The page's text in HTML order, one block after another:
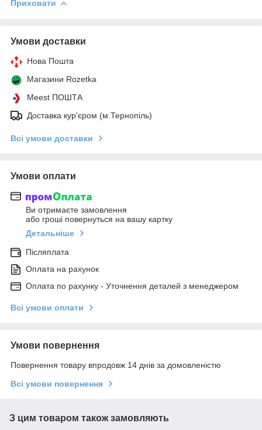
Приховати
Умови доставки
Нова Пошта
Магазини Rozetka
Meest ПОШТА
Доставка кур'єром (м.Тернопіль)
Всі умови доставки
Умови оплати
Ви отримаєте замовлення
або гроші повернуться на вашу картку
Детальніше
Післяплата
Оплата на рахунок
Оплата по рахунку - Уточнення деталей з менеджером
Всі умови оплати
Умови повернення
Повернення товару впродовж 14 днів за домовленістю
Всі умови повернення
З цим товаром також замовляють